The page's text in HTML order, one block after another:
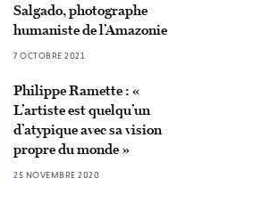
Salgado, photographe
humaniste de l’Amazonie
7 OCTOBRE 2021
Philippe Ramette : «
L’artiste est quelqu’un
d’atypique avec sa vision
propre du monde »
25 NOVEMBRE 2020